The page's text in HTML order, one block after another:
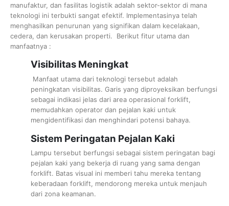
manufaktur, dan fasilitas logistik adalah sektor-sektor di mana
teknologi ini terbukti sangat efektif. Implementasinya telah
menghasilkan penurunan yang signifikan dalam kecelakaan,
cedera, dan kerusakan properti. Berikut fitur utama dan
manfaatnya :
Visibilitas Meningkat
Manfaat utama dari teknologi tersebut adalah
peningkatan visibilitas. Garis yang diproyeksikan berfungsi
sebagai indikasi jelas dari area operasional forklift,
memudahkan operator dan pejalan kaki untuk
mengidentifikasi dan menghindari potensi bahaya.
Sistem Peringatan Pejalan Kaki
Lampu tersebut berfungsi sebagai sistem peringatan bagi
pejalan kaki yang bekerja di ruang yang sama dengan
forklift. Batas visual ini memberi tahu mereka tentang
keberadaan forklift, mendorong mereka untuk menjauh
dari zona keamanan.